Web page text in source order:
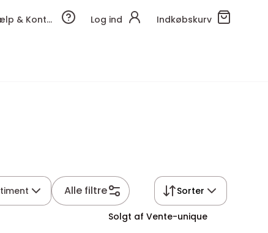
Hjælp & Kontakt Log ind Indkøbskurv
Alle filtre Sorter
Solgt af Vente-unique